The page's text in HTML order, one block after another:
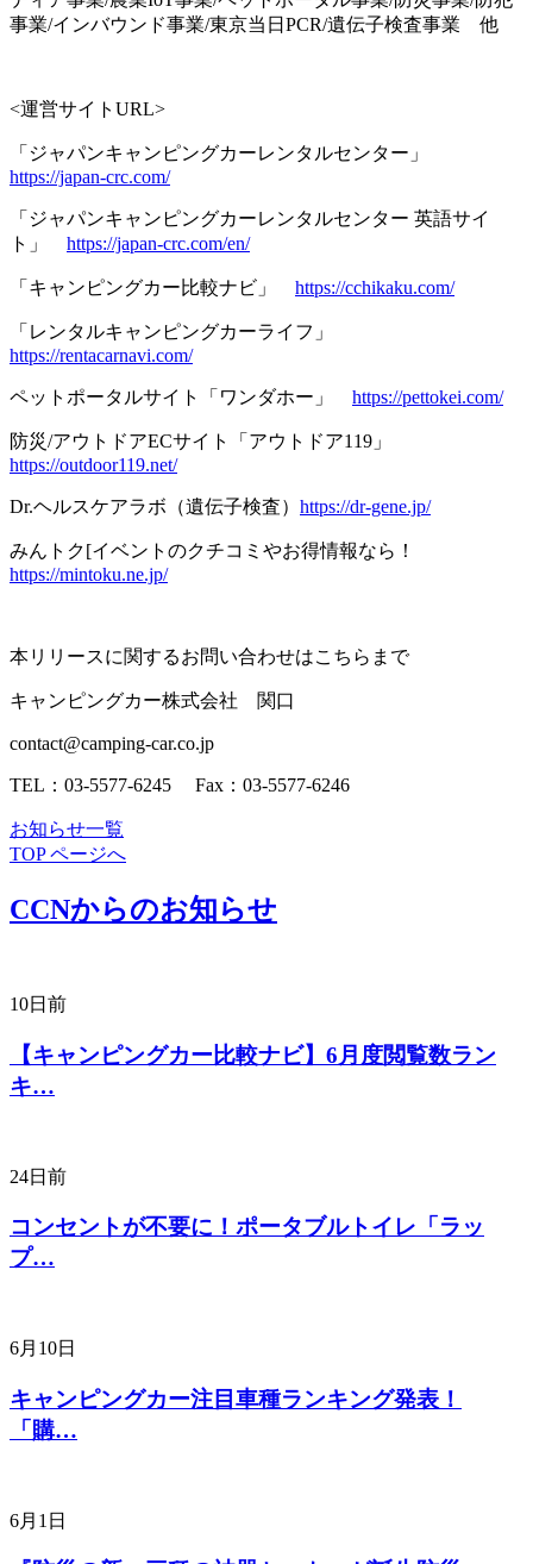
事業/インバウンド事業/東京当日PCR/遺伝子検査事業 他
<運営サイトURL>
「ジャパンキャンピングカーレンタルセンター」
https://japan-crc.com/
「ジャパンキャンピングカーレンタルセンター 英語サイ
ト」 https://japan-crc.com/en/
「キャンピングカー比較ナビ」 https://cchikaku.com/
「レンタルキャンピングカーライフ」
https://rentacarnavi.com/
ペットポータルサイト「ワンダホー」 https://pettokei.com/
防災/アウトドアECサイト「アウトドア119」
https://outdoor119.net/
Dr.ヘルスケアラボ（遺伝子検査） https://dr-gene.jp/
みんトク[イベントのクチコミやお得情報なら！
https://mintoku.ne.jp/
本リリースに関するお問い合わせはこちらまで
キャンピングカー株式会社 関口
contact@camping-car.co.jp
TEL：03-5577-6245 Fax：03-5577-6246
お知らせ一覧
TOP ページへ
CCNからのお知らせ
10日前
【キャンピングカー比較ナビ】6月度閲覧数ラン
キ…
24日前
コンセントが不要に！ポータブルトイレ「ラッ
プ…
6月10日
キャンピングカー注目車種ランキング発表！
「購…
6月1日